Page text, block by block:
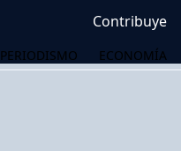
Contribuye
PERIODISMO ECONOMÍA